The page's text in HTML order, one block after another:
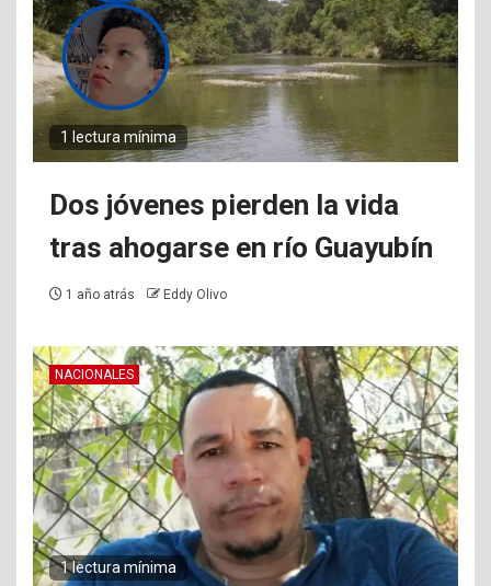
1 lectura mínima
Dos jóvenes pierden la vida
tras ahogarse en río Guayubín
1 año atrás Eddy Olivo
NACIONALES
1 lectura mínima